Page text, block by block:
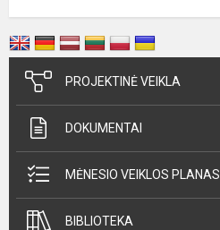
PROJEKTINĖ VEIKLA
DOKUMENTAI
MĖNESIO VEIKLOS PLANAS
BIBLIOTEKA